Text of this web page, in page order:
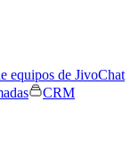
equipos de JivoChat
CRM